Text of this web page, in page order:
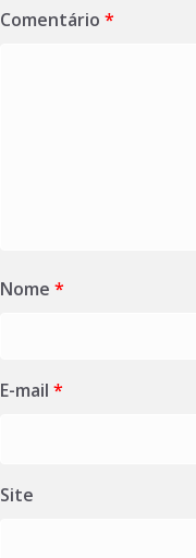
Comentário *
Nome *
E-mail *
Site